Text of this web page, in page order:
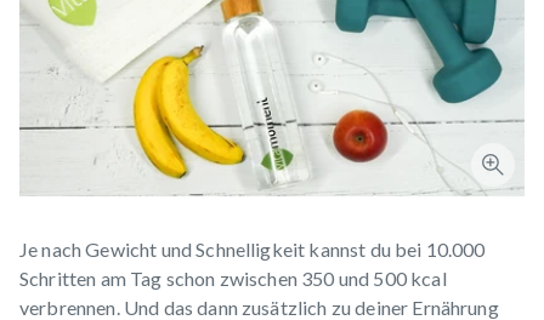
Je nach Gewicht und Schnelligkeit kannst du bei 10.000
Schritten am Tag schon zwischen 350 und 500 kcal
verbrennen. Und das dann zusätzlich zu deiner Ernährung